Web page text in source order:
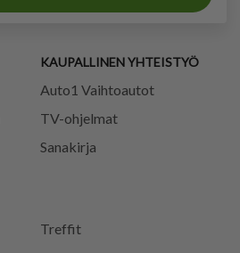
Treffit
KAUPALLINEN YHTEISTYÖ
Auto1 Vaihtoautot
TV-ohjelmat
Sanakirja